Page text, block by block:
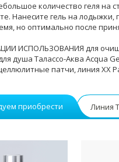
количество геля на
Нанесите гель на
но оптимально после
ИСПОЛЬЗОВАНИЯ для
душа Талассо-Аква Acqua
патчи, линия XX
приобрести Линия